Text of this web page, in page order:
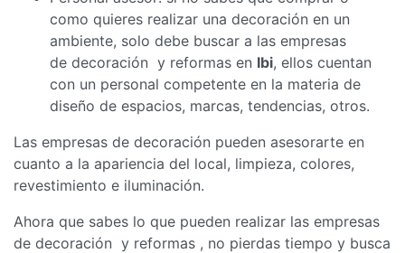
como quieres realizar una decoración en un
ambiente, solo debe buscar a las empresas
de decoración y reformas en Ibi, ellos cuentan
con un personal competente en la materia de
diseño de espacios, marcas, tendencias, otros.
Las empresas de decoración pueden asesorarte en
cuanto a la apariencia del local, limpieza, colores,
revestimiento e iluminación.
Ahora que sabes lo que pueden realizar las empresas
de decoración y reformas , no pierdas tiempo y busca